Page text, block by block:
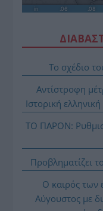
Το σχέδιο
Αντίστροφη
Ιστορική
ΤΟ ΠΑΡΟΝ:
Προβληματίζει
Ο καιρός των
Αύγουστος με